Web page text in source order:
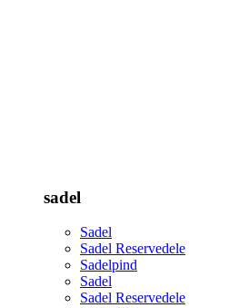
sadel
Sadel
Sadel Reservedele
Sadelpind
Sadel
Sadel Reservedele